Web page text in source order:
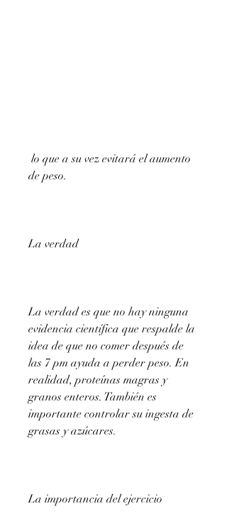
de peso.
La verdad
La verdad es que no hay ninguna
evidencia científica que respalde la
idea de que no comer después de
las 7 pm ayuda a perder peso. En
realidad, proteínas magras y
granos enteros. También es
importante controlar su ingesta de
grasas y azúcares.
La importancia del ejercicio